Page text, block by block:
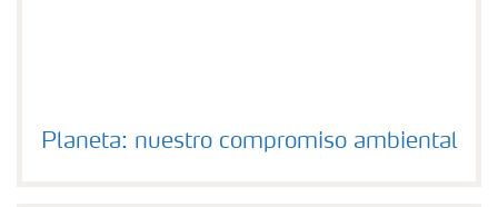
Planeta: nuestro compromiso ambiental